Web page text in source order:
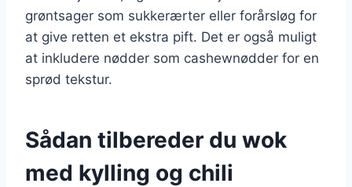
grøntsager som sukkerærter eller forårsløg for
at give retten et ekstra pift. Det er også muligt
at inkludere nødder som cashewnødder for en
sprød tekstur.
Sådan tilbereder du wok
med kylling og chili